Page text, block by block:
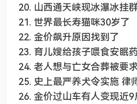
20. 山西通天峡现冰瀑冰挂
21. 世界最长寿猫咪30岁了
22. 金价飙升原因找到了
23. 育儿嫂给孩子喂食安眠
24. 老人想与亡女合葬被要
25. 史上最严养犬令实施 律
26. 金价过山车有人变现近9